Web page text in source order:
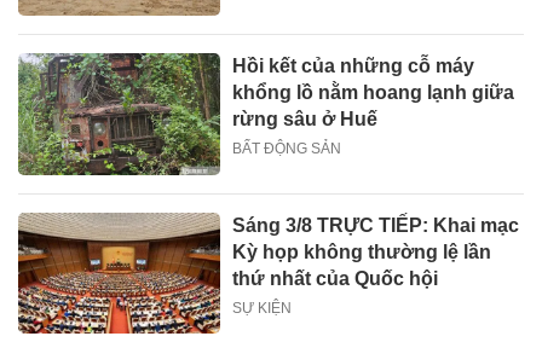
Hồi kết của những cỗ máy
khổng lồ nằm hoang lạnh giữa
rừng sâu ở Huế
BẤT ĐỘNG SẢN
Sáng 3/8 TRỰC TIẾP: Khai mạc
Kỳ họp không thường lệ lần
thứ nhất của Quốc hội
SỰ KIỆN